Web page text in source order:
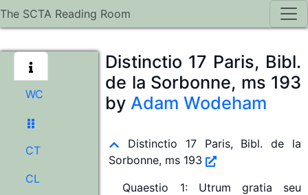
The SCTA Reading Room
WC
CT
CL
Distinctio 17 Paris, Bibl.
de la Sorbonne, ms 193
byAdam Wodeham
Distinctio 17 Paris, Bibl. de la
Sorbonne, ms 193
Quaestio 1: Utrum gratia seu